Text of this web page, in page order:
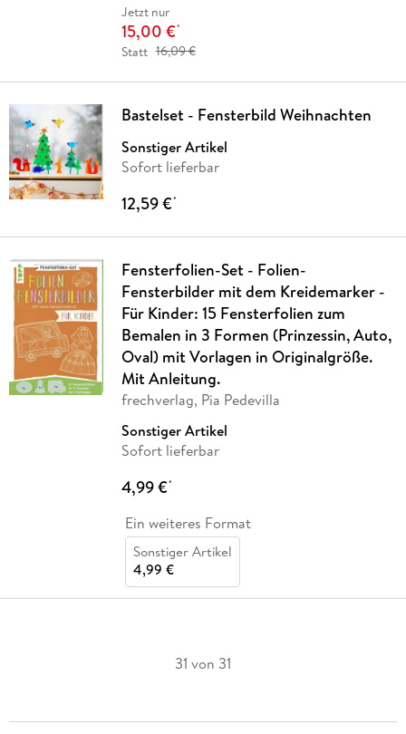
Jetzt nur
15,00 €*
Statt 16,09 €
Bastelset - Fensterbild Weihnachten
Sonstiger Artikel
Sofort lieferbar
12,59 €*
Fensterfolien-Set - Folien-
Fensterbilder mit dem Kreidemarker -
Für Kinder: 15 Fensterfolien zum
Bemalen in 3 Formen (Prinzessin, Auto,
Oval) mit Vorlagen in Originalgröße.
Mit Anleitung.
frechverlag, Pia Pedevilla
Sonstiger Artikel
Sofort lieferbar
4,99 €*
Ein weiteres Format
Sonstiger Artikel
4,99 €
31 von 31